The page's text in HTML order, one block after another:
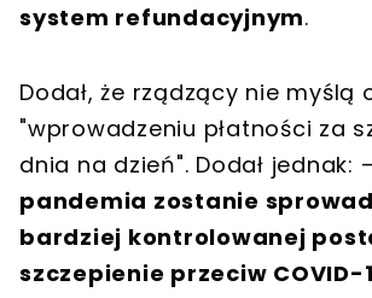
system refundacyjnym.
Dodał, że rządzący nie myślą
"wprowadzeniu płatności za
dnia na dzień". Dodał jednak: –
pandemia zostanie
bardziej kontrolowanej
szczepienie przeciw COVID-